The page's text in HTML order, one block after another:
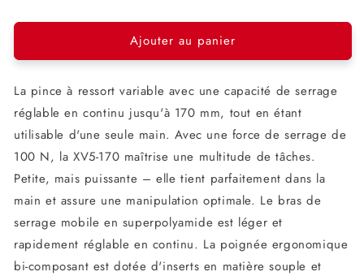
Ajouter au panier
La pince à ressort variable avec une capacité de serrage
réglable en continu jusqu'à 170 mm, tout en étant
utilisable d'une seule main. Avec une force de serrage de
100 N, la XV5-170 maîtrise une multitude de tâches.
Petite, mais puissante – elle tient parfaitement dans la
main et assure une manipulation optimale. Le bras de
serrage mobile en superpolyamide est léger et
rapidement réglable en continu. La poignée ergonomique
bi-composant est dotée d'inserts en matière souple et